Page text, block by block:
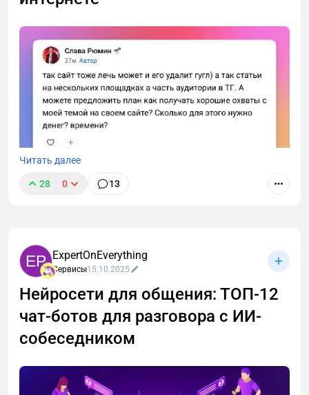
Работаем над стартапом, который поможет быстро
предприниматели, эксперты и авторы выдохнули
от алгоритмов, платной подписки и больше
сосредоточились на контенте.
Читать далее
28 0 13
EP ExpertOnEverything
Сервисы15.10.2025
Нейросети для общения: ТОП-12
чат-ботов для разговора с ИИ-
собеседником